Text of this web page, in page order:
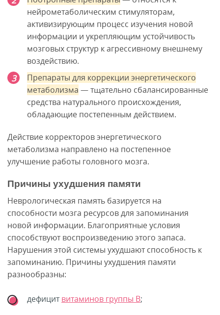
нейрометаболическим стимуляторам,
активизирующим процесс изучения новой
информации и укрепляющим устойчивость
мозговых структур к агрессивному внешнему
воздействию.
Препараты для коррекции энергетического
метаболизма — тщательно сбалансированные
средства натурального происхождения,
обладающие постепенным действием.
Действие корректоров энергетического
метаболизма направлено на постепенное
улучшение работы головного мозга.
Причины ухудшения памяти
Неврологическая память базируется на
способности мозга ресурсов для запоминания
новой информации. Благоприятные условия
способствуют воспроизведению этого запаса.
Нарушения этой системы ухудшают способность к
запоминанию. Причины ухудшения памяти
разнообразны:
дефицитвитаминов группы В;